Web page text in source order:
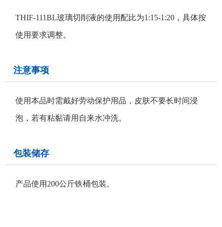
THIF-111BL玻璃切削液的使用配比为1:15-1:20，具体按
使用要求调整。
注意事项
使用本品时需戴好劳动保护用品，皮肤不要长时间浸
泡，若有粘黏请用自来水冲洗。
包装储存
产品使用200公斤铁桶包装。